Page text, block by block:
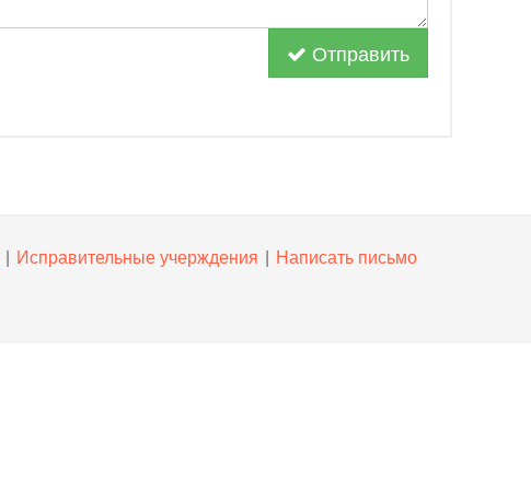
Отправить
| Исправительные учерждения | Написать письмо